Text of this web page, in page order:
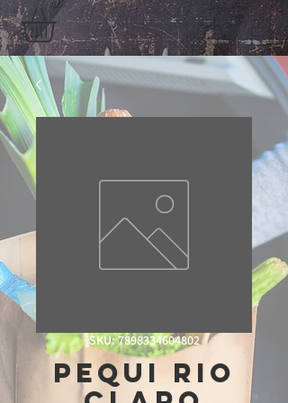
SKU: 7898334604802
Pequi Rio